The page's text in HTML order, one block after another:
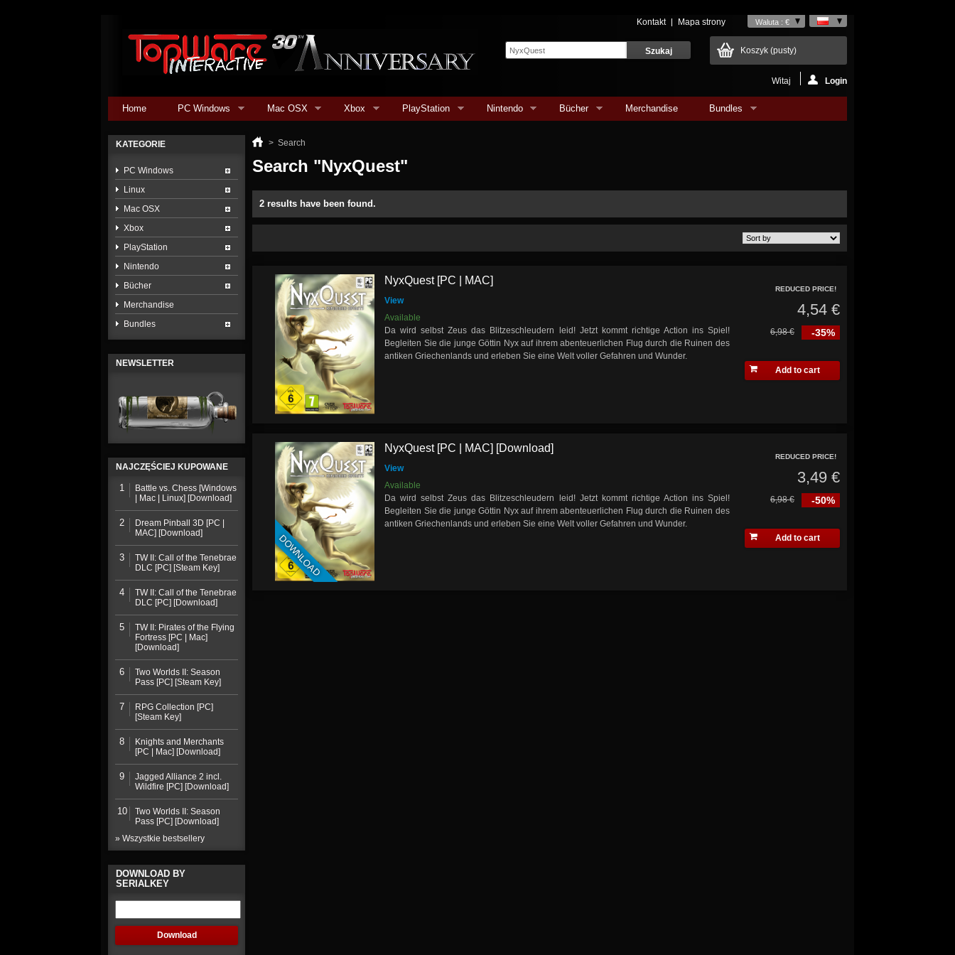
Waluta : €
Kontakt Mapa strony
Koszyk (pusty)
Witaj Login
Home PC Windows Mac OSX Xbox PlayStation Nintendo Bücher Merchandise Bundles
KATEGORIE
PC Windows
Linux
Mac OSX
Xbox
PlayStation
Nintendo
Bücher
Merchandise
Bundles
NEWSLETTER
NAJCZĘŚCIEJ KUPOWANE
1
Battle vs. Chess [Windows
| Mac | Linux] [Download]
2
Dream Pinball 3D [PC |
MAC] [Download]
3
TW II: Call of the Tenebrae
DLC [PC] [Steam Key]
4
TW II: Call of the Tenebrae
DLC [PC] [Download]
5
TW II: Pirates of the Flying
Fortress [PC | Mac]
[Download]
6
Two Worlds II: Season
Pass [PC] [Steam Key]
7
RPG Collection [PC]
[Steam Key]
8
Knights and Merchants
[PC | Mac] [Download]
9
Jagged Alliance 2 incl.
Wildfire [PC] [Download]
10
Two Worlds II: Season
Pass [PC] [Download]
» Wszystkie bestsellery
DOWNLOAD BY
SERIALKEY
> Search
Search "NyxQuest"
2 results have been found.
NyxQuest [PC | MAC]
View
Available
Da wird selbst Zeus das Blitzeschleudern leid! Jetzt kommt richtige Action ins Spiel!
Begleiten Sie die junge Göttin Nyx auf ihrem abenteuerlichen Flug durch die Ruinen des
antiken Griechenlands und erleben Sie eine Welt voller Gefahren und Wunder.
REDUCED PRICE!
4,54 €
-35%
6,98 €
Add to cart
DOWNLOAD
NyxQuest [PC | MAC] [Download]
View
Available
Da wird selbst Zeus das Blitzeschleudern leid! Jetzt kommt richtige Action ins Spiel!
Begleiten Sie die junge Göttin Nyx auf ihrem abenteuerlichen Flug durch die Ruinen des
antiken Griechenlands und erleben Sie eine Welt voller Gefahren und Wunder.
REDUCED PRICE!
3,49 €
-50%
6,98 €
Add to cart